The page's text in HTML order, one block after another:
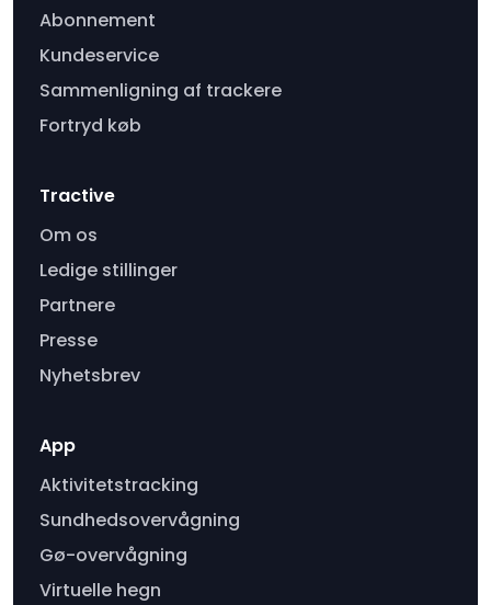
Abonnement
Kundeservice
Sammenligning af trackere
Fortryd køb
Tractive
Om os
Ledige stillinger
Partnere
Presse
Nyhetsbrev
App
Aktivitetstracking
Sundhedsovervågning
Gø-overvågning
Virtuelle hegn